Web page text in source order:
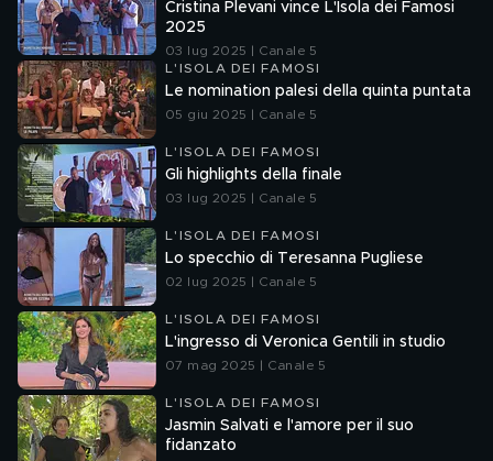
Cristina Plevani vince L'Isola dei Famosi
2025
03 lug 2025 | Canale 5
L'ISOLA DEI FAMOSI
Le nomination palesi della quinta puntata
05 giu 2025 | Canale 5
L'ISOLA DEI FAMOSI
Gli highlights della finale
03 lug 2025 | Canale 5
L'ISOLA DEI FAMOSI
Lo specchio di Teresanna Pugliese
02 lug 2025 | Canale 5
L'ISOLA DEI FAMOSI
L'ingresso di Veronica Gentili in studio
07 mag 2025 | Canale 5
L'ISOLA DEI FAMOSI
Jasmin Salvati e l'amore per il suo
fidanzato